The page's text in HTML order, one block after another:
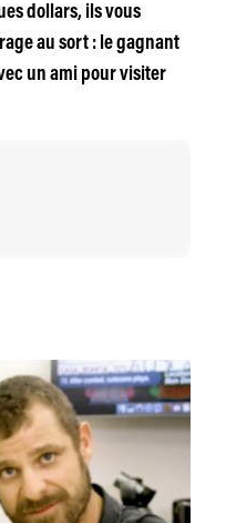
dollars, ils vous
au sort : le gagnant
un ami pour visiter